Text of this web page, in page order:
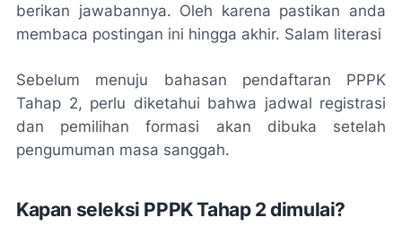
berikan jawabannya. Oleh karena pastikan anda
membaca postingan ini hingga akhir. Salam literasi
Sebelum menuju bahasan pendaftaran PPPK
Tahap 2, perlu diketahui bahwa jadwal registrasi
dan pemilihan formasi akan dibuka setelah
pengumuman masa sanggah.
Kapan seleksi PPPK Tahap 2 dimulai?